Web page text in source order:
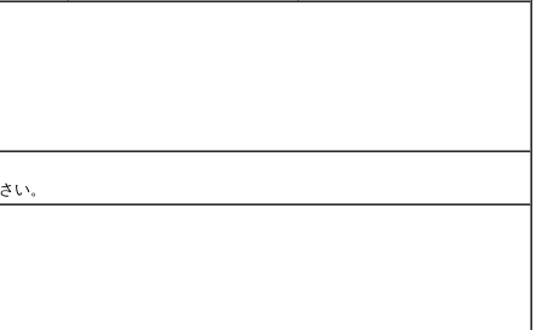
い。